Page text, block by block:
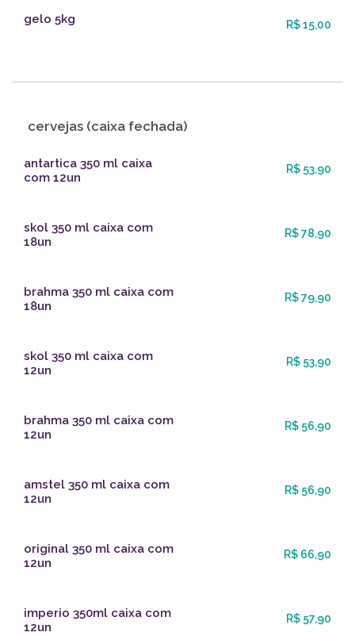
gelo 5kg R$ 15,00
cervejas (caixa fechada)
antartica 350 ml caixa
com 12un
R$ 53,90
skol 350 ml caixa com
18un
R$ 78,90
brahma 350 ml caixa com
18un
R$ 79,90
skol 350 ml caixa com
12un
R$ 53,90
brahma 350 ml caixa com
12un
R$ 56,90
amstel 350 ml caixa com
12un
R$ 56,90
original 350 ml caixa com
12un
R$ 66,90
imperio 350ml caixa com
12un
R$ 57,90